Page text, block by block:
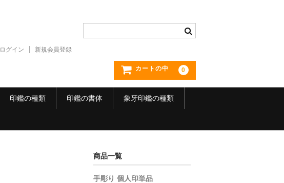
ログイン 新規会員登録
カートの中 0
印鑑の種類 印鑑の書体 象牙印鑑の種類
商品一覧
手彫り 個人印単品